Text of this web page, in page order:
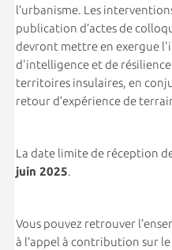
l’urbanisme. Les
publication d’actes de
devront mettre en exergue
d'intelligence et de
territoires insulaires, en
retour d’expérience de
La date limite de réception
juin 2025.
Vous pouvez retrouver
à l’appel à contribution sur le